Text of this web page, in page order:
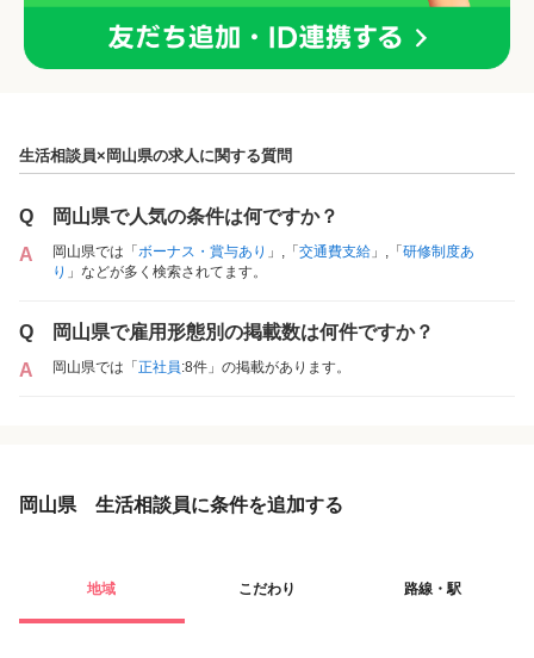
生活相談員×岡山県の求人に関する質問
Q
岡山県で人気の条件は何ですか？
A
岡山県では「ボーナス・賞与あり 」,「交通費支給 」,「研修制度あ
り 」などが多く検索されてます。
Q
岡山県で雇用形態別の掲載数は何件ですか？
A
岡山県では「正社員:8件」の掲載があります。
岡山県 生活相談員に条件を追加する
地域 こだわり 路線・駅